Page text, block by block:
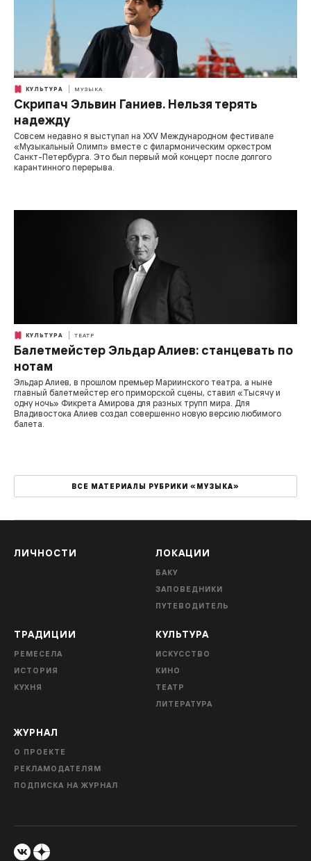
КУЛЬТУРА МУЗЫКА
Скрипач Эльвин Ганиев. Нельзя терять
надежду
Совсем недавно я выступал на XXV Международном фестивале
«Музыкальный Олимп» вместе с филармоническим оркестром
Санкт-Петербурга. Это был первый мой концерт после долгого
карантинного перерыва.
КУЛЬТУРА ТЕАТР
Балетмейстер Эльдар Алиев: станцевать по
нотам
Эльдар Алиев, в прошлом премьер Мариинского театра, а ныне
главный балетмейстер его приморской сцены, ставил «Тысячу и
одну ночь» Фикрета Амирова для разных трупп мира. Для
Владивостока Алиев создал совершенно новую версию любимого
балета.
ВСЕ МАТЕРИАЛЫ РУБРИКИ «МУЗЫКА»
ЛИЧНОСТИ ЛОКАЦИИ
БАКУ
ЗАПОВЕДНИКИ
ПУТЕВОДИТЕЛЬ
ТРАДИЦИИ
РЕМЕСЕЛА
ИСТОРИЯ
КУХНЯ
КУЛЬТУРА
ИСКУССТВО
КИНО
ТЕАТР
ЛИТЕРАТУРА
ЖУРНАЛ
О ПРОЕКТЕ
РЕКЛАМОДАТЕЛЯМ
ПОДПИСКА НА ЖУРНАЛ